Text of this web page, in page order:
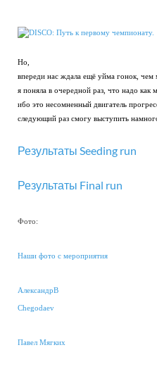
Но,
впереди нас ждала ещё уйма гонок,
я поняла в очередной раз, что надо
ибо это несомненный двигатель
следующий раз смогу выступить
Результаты Seeding run
Результаты Final run
Фото:
Наши фото с мероприятия
АлександрВ
Chegodaev
Павел Мягких